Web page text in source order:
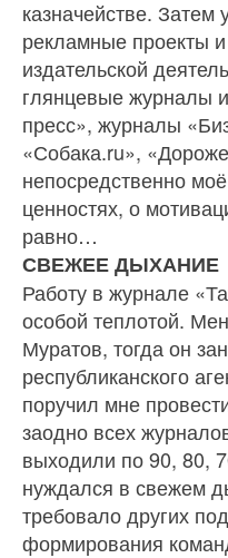
казначействе.
рекламные проекты
издательской
глянцевые журналы
пресс», журналы
«Собака.ru»,
непосредственно
ценностях, о
равно…
СВЕЖЕЕ ДЫХАНИЕ
Работу в журнале
особой теплотой.
Муратов, тогда он
республиканского
поручил мне
заодно всех
выходили по 90, 80,
нуждался в свежем
требовало других
формирования